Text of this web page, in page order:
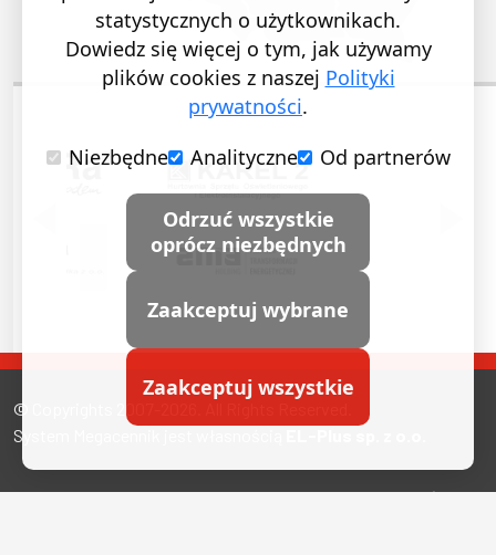
POPRZEDNI SLAJD
© Copyrights 2007-2026. All Rights Reserved.
System Megacennik jest własnością
Miasta, w których nas znajdzieszPolityka prywatności
statystycznych o użytkownikach.
Dowiedz się więcej o tym, jak używamy
plików cookies z naszej Polityki
prywatności.
Niezbędne
Analityczne Od partnerów
Odrzuć wszystkie
oprócz niezbędnych
Zaakceptuj wybrane
Zaakceptuj wszystkie